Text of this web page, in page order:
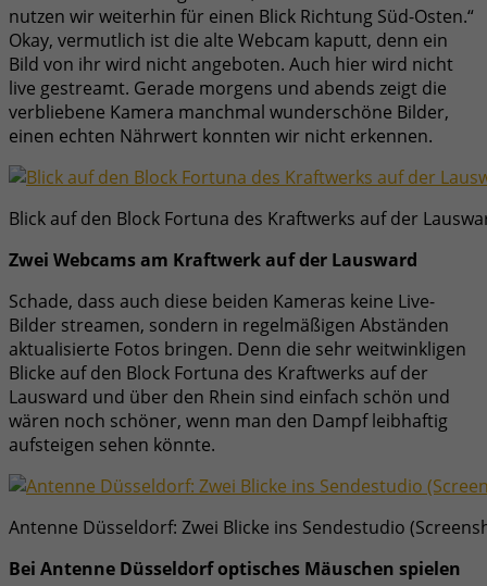
nutzen wir weiterhin für einen Blick Richtung Süd-Osten.“
Okay, vermutlich ist die alte Webcam kaputt, denn ein
Bild von ihr wird nicht angeboten. Auch hier wird nicht
live gestreamt. Gerade morgens und abends zeigt die
verbliebene Kamera manchmal wunderschöne Bilder,
einen echten Nährwert konnten wir nicht erkennen.
Blick auf den Block Fortuna des Kraftwerks auf der
Zwei Webcams am Kraftwerk auf der Lausward
Schade, dass auch diese beiden Kameras keine Live-
Bilder streamen, sondern in regelmäßigen Abständen
aktualisierte Fotos bringen. Denn die sehr weitwinkligen
Blicke auf den Block Fortuna des Kraftwerks auf der
Lausward und über den Rhein sind einfach schön und
wären noch schöner, wenn man den Dampf leibhaftig
aufsteigen sehen könnte.
Antenne Düsseldorf: Zwei Blicke ins Sendestudio
Bei Antenne Düsseldorf optisches Mäuschen spielen